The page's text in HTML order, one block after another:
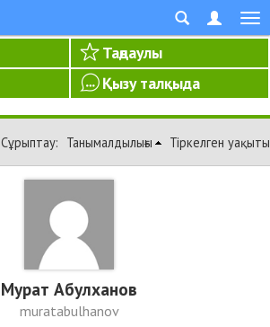
Таңдаулы
Қызу талқыда
Сұрыптау: Танымалдылығы Тіркелген уақыты
Мурат Абулханов
muratabulhanov